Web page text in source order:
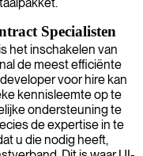
Specialisten
het inschakelen van
de meest efficiënte
voor hire kan
kennisleemte op te
ondersteuning te
de expertise in te
u die nodig heeft,